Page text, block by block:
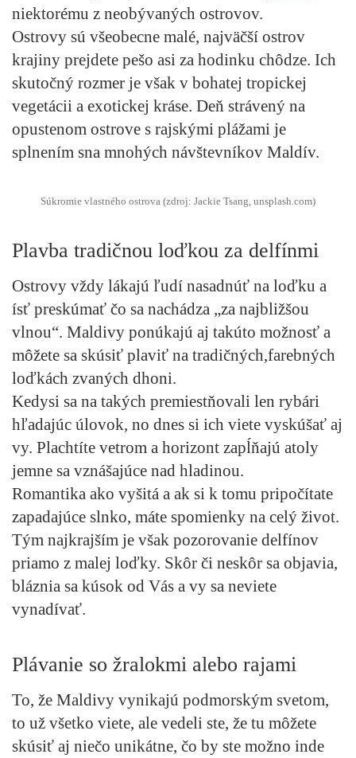
niektorému z neobývaných ostrovov.
Ostrovy sú všeobecne malé, najväčší ostrov
krajiny prejdete pešo asi za hodinku chôdze. Ich
skutočný rozmer je však v bohatej tropickej
vegetácii a exotickej kráse. Deň strávený na
opustenom ostrove s rajskými plážami je
splnením sna mnohých návštevníkov Maldív.
Súkromie vlastného ostrova (zdroj: Jackie Tsang, unsplash.com)
Plavba tradičnou loďkou za delfínmi
Ostrovy vždy lákajú ľudí nasadnúť na loďku a
ísť preskúmať čo sa nachádza „za najbližšou
vlnou“. Maldivy ponúkajú aj takúto možnosť a
môžete sa skúsiť plaviť na tradičných,farebných
loďkách zvaných dhoni.
Kedysi sa na takých premiestňovali len rybári
hľadajúc úlovok, no dnes si ich viete vyskúšať aj
vy. Plachtíte vetrom a horizont zapĺňajú atoly
jemne sa vznášajúce nad hladinou.
Romantika ako vyšitá a ak si k tomu pripočítate
zapadajúce slnko, máte spomienky na celý život.
Tým najkrajším je však pozorovanie delfínov
priamo z malej loďky. Skôr či neskôr sa objavia,
bláznia sa kúsok od Vás a vy sa neviete
vynadívať.
Plávanie so žralokmi alebo rajami
To, že Maldivy vynikajú podmorským svetom,
to už všetko viete, ale vedeli ste, že tu môžete
skúsiť aj niečo unikátne, čo by ste možno inde